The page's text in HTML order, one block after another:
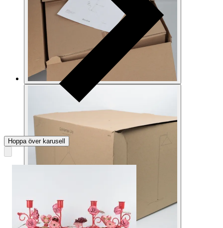
Hoppa över karusell